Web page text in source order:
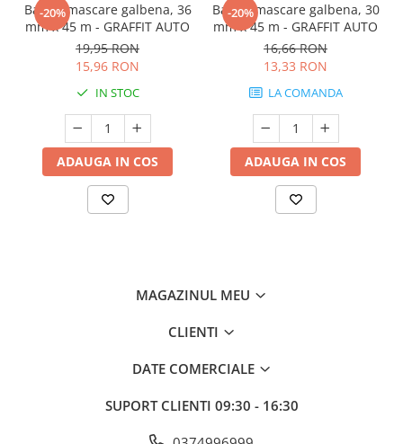
-20%
Banda mascare galbena, 36
mm x 45 m - GRAFFIT AUTO
19,95 RON
15,96 RON
IN STOC
ADAUGA IN COS
-20%
Banda mascare galbena, 30
mm x 45 m - GRAFFIT AUTO
16,66 RON
13,33 RON
LA COMANDA
ADAUGA IN COS
MAGAZINUL MEU
CLIENTI
DATE COMERCIALE
SUPORT CLIENTI 09:30 - 16:30